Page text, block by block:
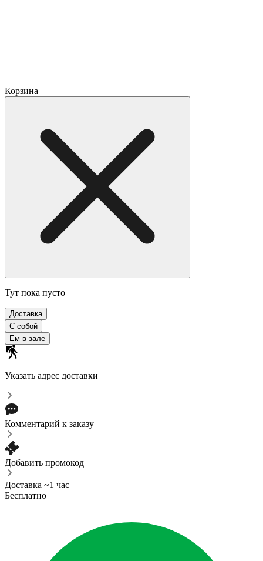
Корзина
Тут пока пусто
Доставка
С собой
Ем в зале
Указать адрес доставки
Комментарий к заказу
Добавить промокод
Доставка ~1 час
Бесплатно